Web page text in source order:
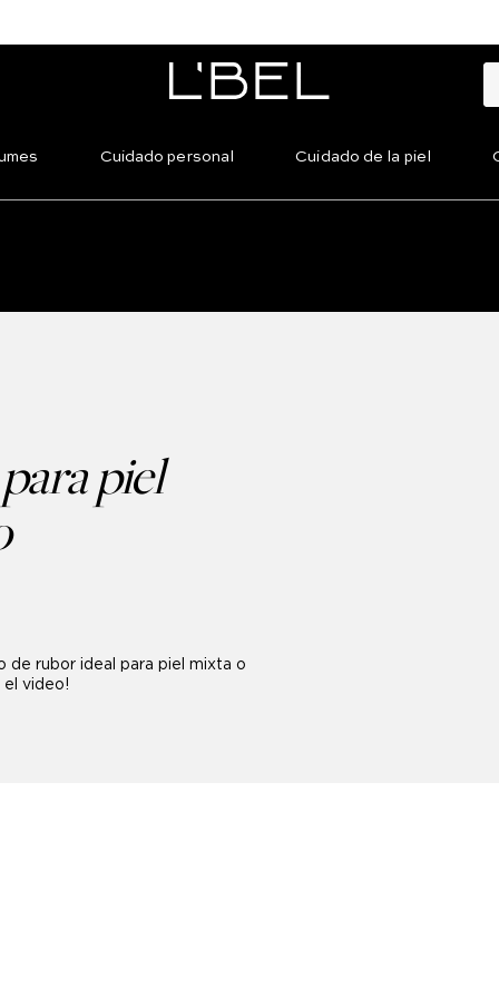
Cuidado personal Cuidado de la piel
piel
rubor ideal para piel mixta o
el video!